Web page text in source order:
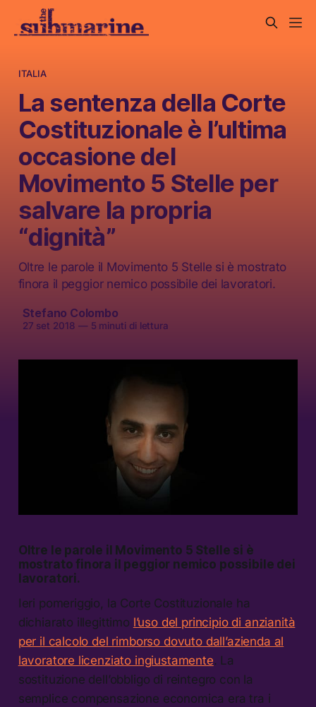
ITALIA
La sentenza della Corte
Costituzionale è l’ultima
occasione del
Movimento 5 Stelle per
salvare la propria
“dignità”
Oltre le parole il Movimento 5 Stelle si è mostrato
finora il peggior nemico possibile dei lavoratori.
Stefano Colombo
27 set 2018 — 5 minuti di lettura
Oltre le parole il Movimento 5 Stelle si è
mostrato finora il peggior nemico possibile dei
lavoratori.
Ieri pomeriggio, la Corte Costituzionale ha
dichiarato illegittimo l’uso del principio di anzianità
per il calcolo del rimborso dovuto dall’azienda al
lavoratore licenziato ingiustamente. La
sostituzione dell’obbligo di reintegro con la
semplice compensazione economica era tra i